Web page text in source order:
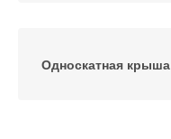
Односкатная крыша